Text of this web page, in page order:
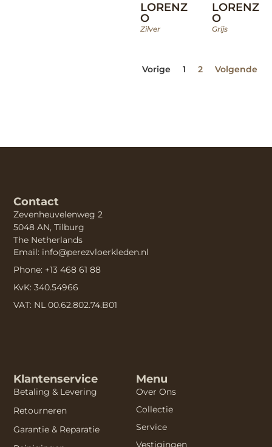
LORENZ
O
Zilver
LORENZ
O
Grijs
Vorige 1 2 Volgende
Menu
Over Ons
Collectie
Service
Vestigingen
Klantenservice
Betaling & Levering
Retourneren
Garantie & Reparatie
Contact
Zevenheuvelenweg 2
5048 AN, Tilburg
The Netherlands
Email: info@perezvloerkleden.nl
Phone: +13 468 61 88
KvK: 340.54966
VAT: NL 00.62.802.74.B01